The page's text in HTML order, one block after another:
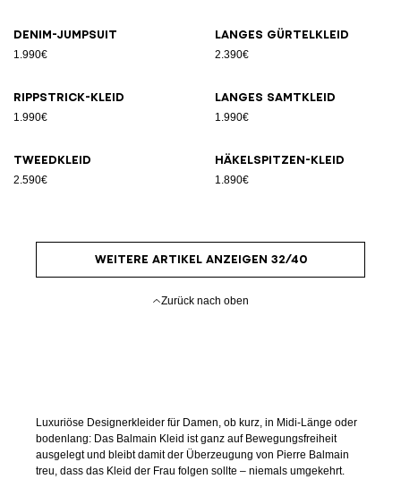
Denim-Jumpsuit
1.990€
Langes Gürtelkleid
2.390€
Rippstrick-Kleid
1.990€
Langes Samtkleid
1.990€
Tweedkleid
2.590€
Häkelspitzen-Kleid
1.890€
WEITERE ARTIKEL ANZEIGEN 32/40
Zurück nach oben
Luxuriöse Designerkleider für Damen, ob kurz, in Midi-Länge oder
bodenlang: Das Balmain Kleid ist ganz auf Bewegungsfreiheit
ausgelegt und bleibt damit der Überzeugung von Pierre Balmain
treu, dass das Kleid der Frau folgen sollte – niemals umgekehrt.